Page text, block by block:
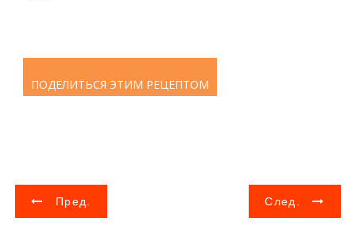
ПОДЕЛИТЬСЯ ЭТИМ РЕЦЕПТОМ
Н
Пред. След.